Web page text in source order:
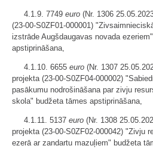
4.1.9. 7749 euro (Nr. 1306
(23-00-S0ZF01-000001)
izstrāde Augšdaugavas novada
apstiprināšana,
4.1.10. 6655 euro (Nr. 1307
projekta (23-00-S0ZF04-000002)
pasākumu nodrošināšana par zivju
skola" budžeta tāmes apstiprināšana,
4.1.11. 5137 euro (Nr. 1308
projekta (23-00-S0ZF02-000042) "Zivju
ezerā ar zandartu mazuļiem" budžeta